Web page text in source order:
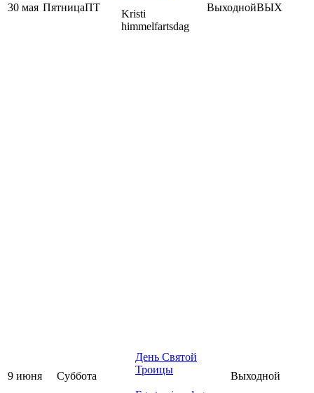
30 мая ПятницаПТ
Kristi
himmelfartsdag
ВыходнойВЫХ
9 июня Суббота
День Святой
Троицы
Выходной